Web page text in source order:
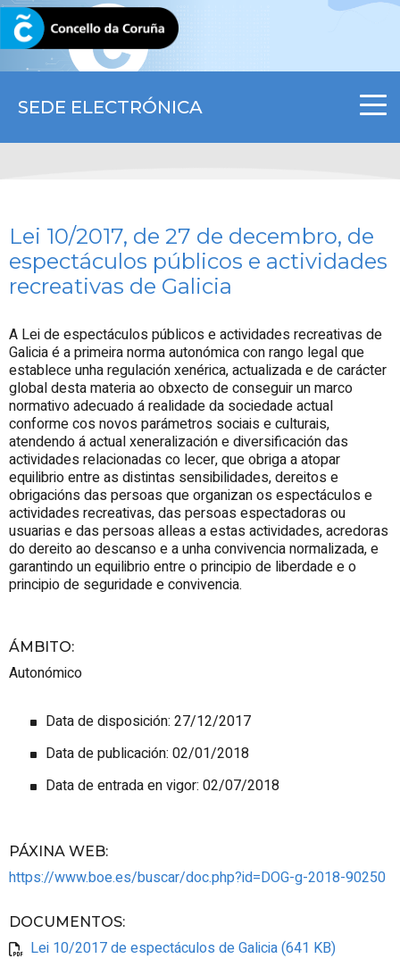
SEDE ELECTRÓNICA
CORUNA.GAL
Lei 10/2017, de 27 de decembro, de
espectáculos públicos e actividades
recreativas de Galicia
A Lei de espectáculos públicos e actividades recreativas de
Galicia é a primeira norma autonómica con rango legal que
establece unha regulación xenérica, actualizada e de carácter
global desta materia ao obxecto de conseguir un marco
normativo adecuado á realidade da sociedade actual
conforme cos novos parámetros sociais e culturais,
atendendo á actual xeneralización e diversificación das
actividades relacionadas co lecer, que obriga a atopar
equilibrio entre as distintas sensibilidades, dereitos e
obrigacións das persoas que organizan os espectáculos e
actividades recreativas, das persoas espectadoras ou
usuarias e das persoas alleas a estas actividades, acredoras
do dereito ao descanso e a unha convivencia normalizada, e
garantindo un equilibrio entre o principio de liberdade e o
principio de seguridade e convivencia.
ÁMBITO:
Autonómico
Data de disposición: 27/12/2017
Data de publicación: 02/01/2018
Data de entrada en vigor: 02/07/2018
PÁXINA WEB:
https://www.boe.es/buscar/doc.php?id=DOG-g-2018-90250
DOCUMENTOS:
Lei 10/2017 de espectáculos de Galicia (641 KB)